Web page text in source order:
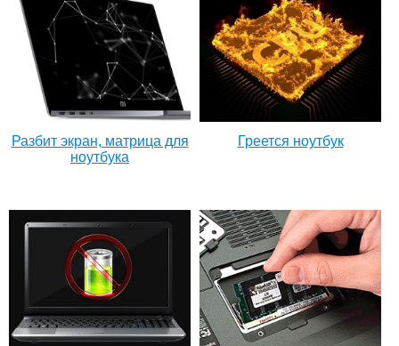
Разбит экран, матрица для
ноутбука
Греется ноутбук